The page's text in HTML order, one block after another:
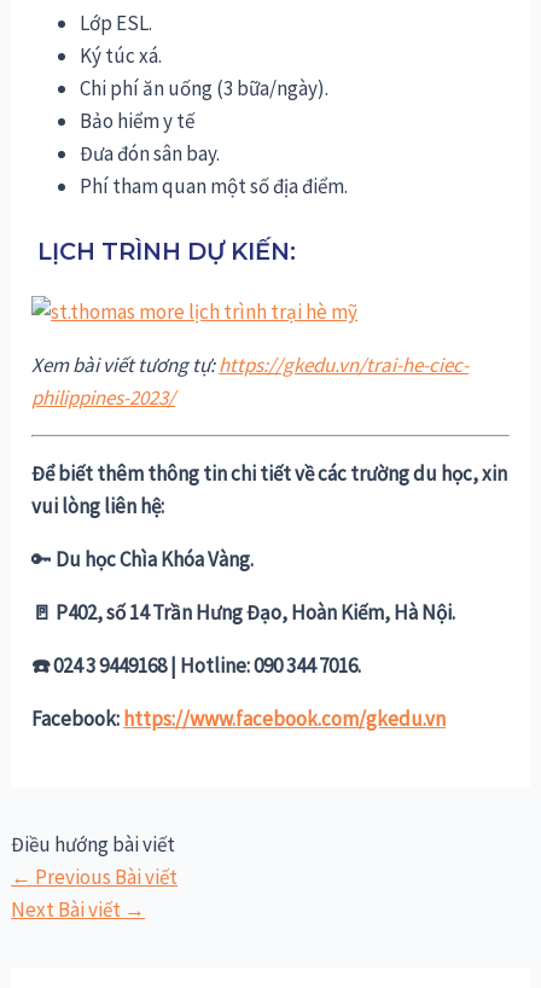
Lớp ESL.
Ký túc xá.
Chi phí ăn uống (3 bữa/ngày).
Bảo hiểm y tế
Đưa đón sân bay.
Phí tham quan một số địa điểm.
LỊCH TRÌNH DỰ KIẾN:
Xem bài viết tương tự:https://gkedu.vn/trai-he-ciec-
philippines-2023/
Để biết thêm thông tin chi tiết về các trường du học, xin
vui lòng liên hệ:
🔑 Du học Chìa Khóa Vàng.
🚪 P402, số 14 Trần Hưng Đạo, Hoàn Kiếm, Hà Nội.
☎️ 024 3 9449168 | Hotline: 090 344 7016.
Facebook: https://www.facebook.com/gkedu.vn
Điều hướng bài viết
← Previous Bài viết
Next Bài viết →